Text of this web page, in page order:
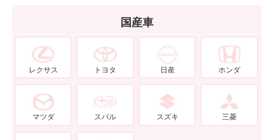
国産車
レクサス トヨタ 日産 ホンダ
マツダ スバル スズキ 三菱